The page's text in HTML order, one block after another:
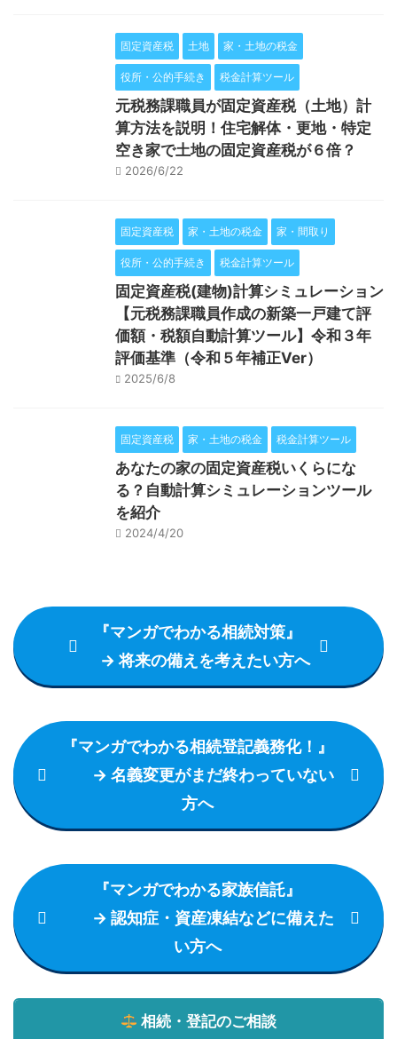
固定資産税 土地 家・土地の税金
役所・公的手続き 税金計算ツール
元税務課職員が固定資産税（土地）計
算方法を説明！住宅解体・更地・特定
空き家で土地の固定資産税が６倍？
2026/6/22
固定資産税 家・土地の税金 家・間取り
役所・公的手続き 税金計算ツール
固定資産税(建物)計算シミュレーション
【元税務課職員作成の新築一戸建て評
価額・税額自動計算ツール】令和３年
評価基準（令和５年補正Ver）
2025/6/8
固定資産税 家・土地の税金 税金計算ツール
あなたの家の固定資産税いくらにな
る？自動計算シミュレーションツール
を紹介
2024/4/20
『マンガでわかる相続対策』
→ 将来の備えを考えたい方へ
『マンガでわかる相続登記義務化！』
→ 名義変更がまだ終わっていない
方へ
『マンガでわかる家族信託』
→ 認知症・資産凍結などに備えた
い方へ
相続・登記のご相談